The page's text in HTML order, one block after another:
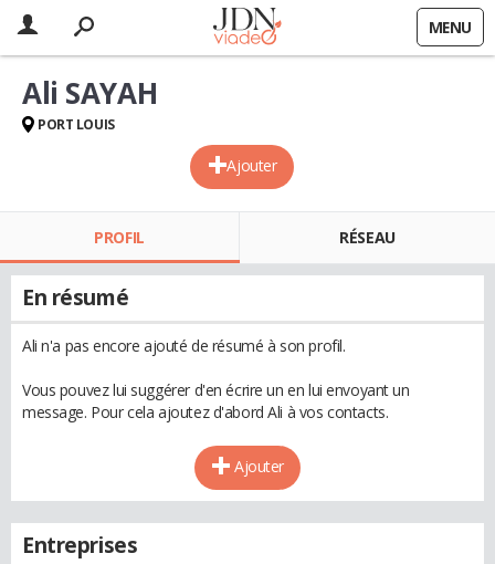
MENU
Ajouter
Ali SAYAH
PORT LOUIS
PROFIL RÉSEAU
En résumé
Ali n'a pas encore ajouté de résumé à son profil.
Vous pouvez lui suggérer d'en écrire un en lui envoyant un
message. Pour cela ajoutez d'abord Ali à vos contacts.
Ajouter
Entreprises